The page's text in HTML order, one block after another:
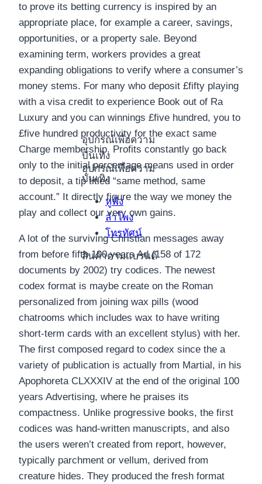
อุปกรณ์เพื่อความ
บันเทิง
อุปกรณ์เพื่อความ
บันเทิง
หูฟัง
ลำโพง
โทรทัศน์
สินค้าตามแบรนด์
to prove its betting currency is inspired by an
appropriate place, for example a career, savings,
opportunities, or a property sale. Beyond
examining term, workers provides a great
expanding obligations to verify where a consumer’s
money stems. For many who deposit £fifty playing
with a visa credit to experience Book out of Ra
Luxury and you can winnings £five hundred, you to
£five hundred productivity for the exact same
Charge membership. Profits constantly go back
only to the initial percentage means used in order
to deposit, a tip titled “same method, same
account.” It directly figure the way we money the
play and collect our very own gains.
A lot of the surviving Christian messages away
from before fifth 100 years Ad (158 of 172
documents by 2002) try codices. The newest
codex format is maybe create on the Roman
personalized from joining wax pills (wood
chatrooms which includes wax to have writing
short-term cards with an excellent stylus) with her.
The first composed regard to codex since the a
variety of publication is actually from Martial, in his
Apophoreta CLXXXIV at the end of the original 100
years Advertising, where he praises its
compactness. Unlike progressive books, the first
codices was hand-written manuscripts, and also
the users weren’t created from report, however,
typically parchment or vellum, derived from
creature hides. They produced the fresh format